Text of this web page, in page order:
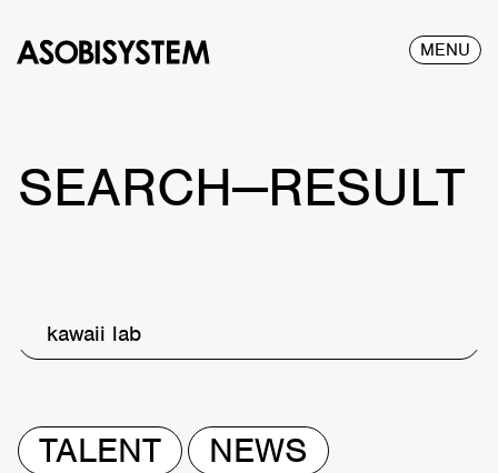
MENU
SEARCH—RESULT
kawaii lab
TALENT
NEWS